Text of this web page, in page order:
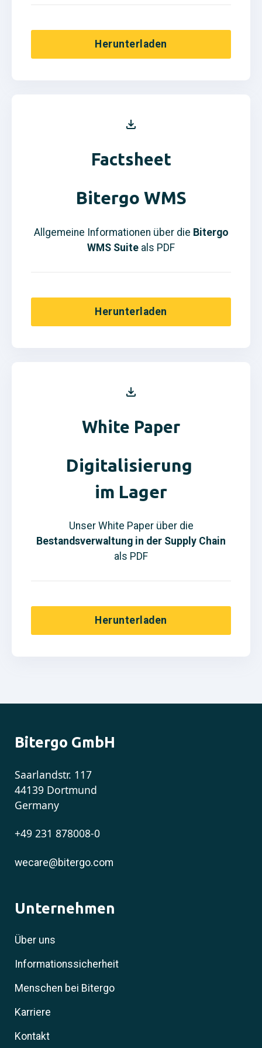
Herunterladen
Factsheet
Bitergo WMS
Allgemeine Informationen über die Bitergo
WMS Suite als PDF
Herunterladen
White Paper
Digitalisierung
im Lager
Unser White Paper über die
Bestandsverwaltung in der Supply Chain
als PDF
Herunterladen
Bitergo GmbH
Saarlandstr. 117
44139 Dortmund
Germany
+49 231 878008-0
wecare@bitergo.com
Unternehmen
Über uns
Informationssicherheit
Menschen bei Bitergo
Karriere
Kontakt